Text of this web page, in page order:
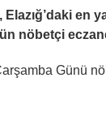
en
nöbetçi
Günü